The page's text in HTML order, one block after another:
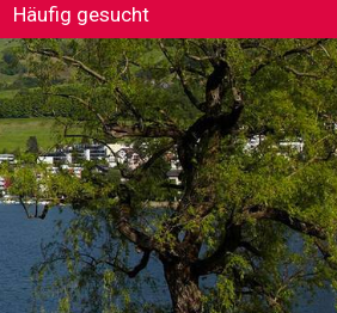
Häufig gesucht